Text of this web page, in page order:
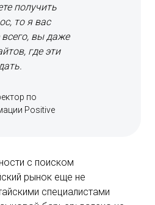
получить
то я вас
вы даже
где эти
по
Positive
с поиском
рынок еще не
специалистами